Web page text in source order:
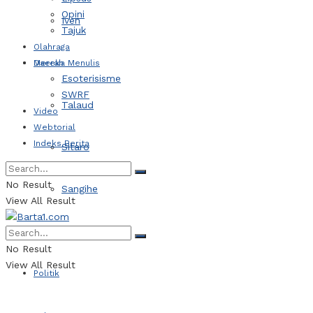
Iven
Daerah
Talaud
Sitaro
Sangihe
Politik
Opini
Tajuk
Olahraga
Mereka Menulis
Esoterisisme
SWRF
Video
Webtorial
Indeks Berita
No Result
View All Result
No Result
View All Result